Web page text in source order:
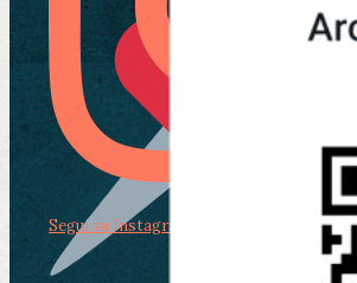
Segui su Instagram